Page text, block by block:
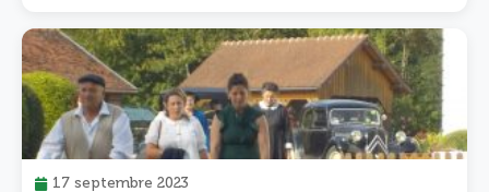
17 septembre 2023